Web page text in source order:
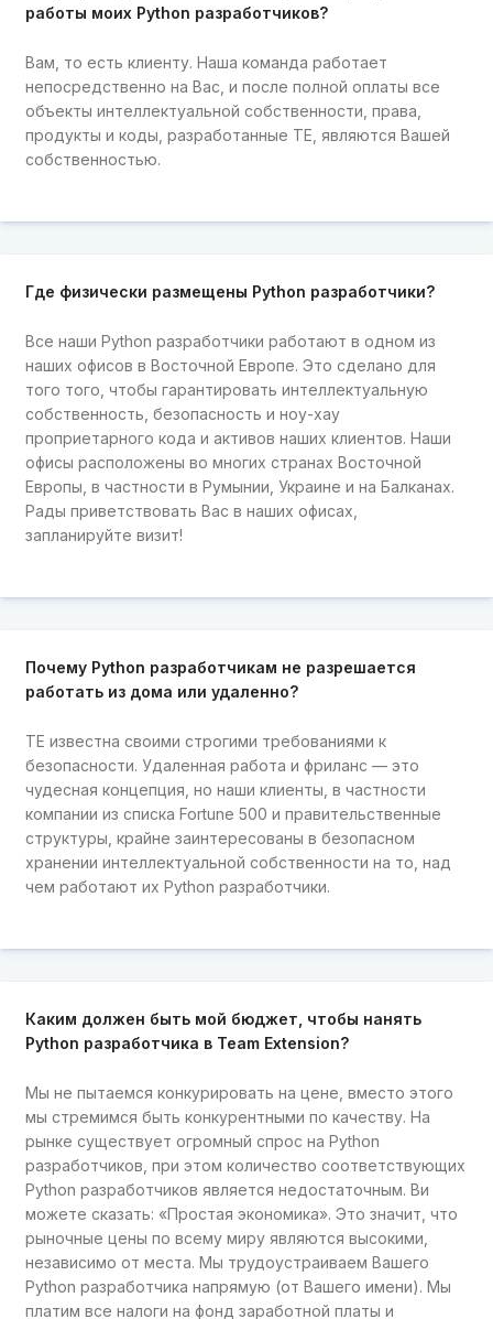
работы моих Python разработчиков?
Вам, то есть клиенту. Наша команда работает
непосредственно на Вас, и после полной оплаты все
объекты интеллектуальной собственности, права,
продукты и коды, разработанные TE, являются Вашей
собственностью.
Где физически размещены Python разработчики?
Все наши Python разработчики работают в одном из
наших офисов в Восточной Европе. Это сделано для
того того, чтобы гарантировать интеллектуальную
собственность, безопасность и ноу-хау
проприетарного кода и активов наших клиентов. Наши
офисы расположены во многих странах Восточной
Европы, в частности в Румынии, Украине и на Балканах.
Рады приветствовать Вас в наших офисах,
запланируйте визит!
Почему Python разработчикам не разрешается
работать из дома или удаленно?
TE известна своими строгими требованиями к
безопасности. Удаленная работа и фриланс — это
чудесная концепция, но наши клиенты, в частности
компании из списка Fortune 500 и правительственные
структуры, крайне заинтересованы в безопасном
хранении интеллектуальной собственности на то, над
чем работают их Python разработчики.
Каким должен быть мой бюджет, чтобы нанять
Python разработчика в Team Extension?
Мы не пытаемся конкурировать на цене, вместо этого
мы стремимся быть конкурентными по качеству. На
рынке существует огромный спрос на Python
разработчиков, при этом количество соответствующих
Python разработчиков является недостаточным. Ви
можете сказать: «Простая экономика». Это значит, что
рыночные цены по всему миру являются высокими,
независимо от места. Мы трудоустраиваем Вашего
Python разработчика напрямую (от Вашего имени). Мы
платим все налоги на фонд заработной платы и